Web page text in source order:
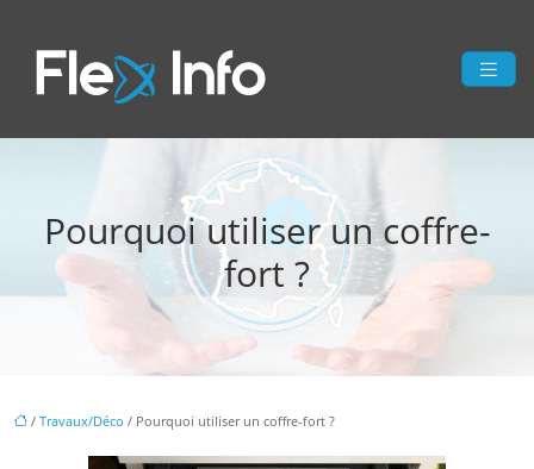
Pourquoi utiliser un coffre-
fort ?
/ Travaux/Déco / Pourquoi utiliser un coffre-fort ?